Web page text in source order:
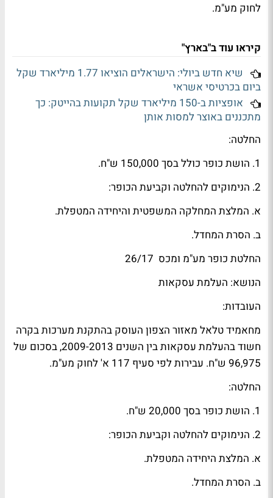
לחוק מע"מ.
קיראו עוד ב"בארץ"
שיא חדש ביולי: הישראלים הוציאו 1.77 מיליארד שקל
ביום בכרטיסי אשראי
אופציות ב-150 מיליארד שקל תקועות בהייטק: כך
מתכננים באוצר למסות אותן
החלטה:
1. הושת כופר כולל בסך 150,000 ש"ח.
2. הנימוקים להחלטה וקביעת הכופר:
א. המלצת המחלקה המשפטית והיחידה המטפלת.
ב. הסרת המחדל.
החלטת כופר מע"מ ומכס 26/17
הנושא: העלמת עסקאות
העובדות:
מחאמיד טלאל מאזור הצפון העוסק בהתקנת מערכות בקרה
חשוד בהעלמת עסקאות בין השנים 2009-2013, בסכום של
96,975 ש"ח. עבירות לפי סעיף 117 א' לחוק מע"מ.
החלטה:
1. הושת כופר בסך 20,000 ש"ח.
2. הנימוקים להחלטה וקביעת הכופר:
א. המלצת היחידה המטפלת.
ב. הסרת המחדל.